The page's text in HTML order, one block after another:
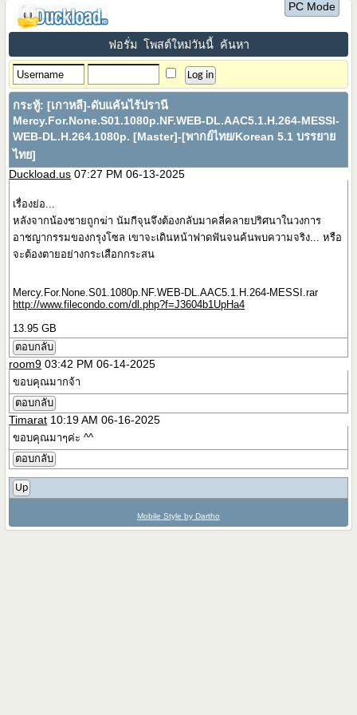
PC Mode
ฟอรั่ม โพสต์ใหม่วันนี้ ค้นหา
กระทู้:[เกาหลี]-ดับแค้นไร้ปรานี
Mercy.For.None.S01.1080p.NF.WEB-DL.AAC5.1.H.264-MESSI-
WEB-DL.H.264.1080p. [Master]-[พากย์ไทย/Korean 5.1 บรรยาย
ไทย]
Duckload.us 07:27 PM 06-13-2025
เรื่องย่อ...
หลังจากน้องชายถูกฆ่า นัมกีจุนจึงต้องกลับมาคลี่คลายปริศนาในวงการ
อาชญากรรมของกรุงโซล เขาจะเดินหน้าฟาดฟันจนค้นพบความจริง... หรือ
จะต้องตายอย่างกระเสือกกระสน
Mercy.For.None.S01.1080p.NF.WEB-DL.AAC5.1.H.264-MESSI.rar
http://www.filecondo.com/dl.php?f=J3604b1UpHa4
13.95 GB
ตอบกลับ
room9 03:42 PM 06-14-2025
ขอบคุณมากจ้า
ตอบกลับ
Timarat 10:19 AM 06-16-2025
ขอบคุณมาๆค่ะ ^^
ตอบกลับ
Up
Mobile Style by Dartho